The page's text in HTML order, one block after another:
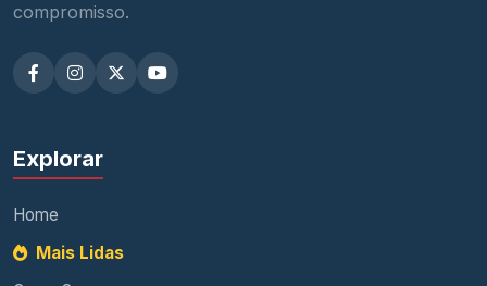
compromisso.
Explorar
Home
Mais Lidas